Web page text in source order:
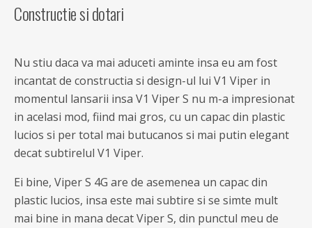
Constructie si dotari
Nu stiu daca va mai aduceti aminte insa eu am fost
incantat de constructia si design-ul lui V1 Viper in
momentul lansarii insa V1 Viper S nu m-a impresionat
in acelasi mod, fiind mai gros, cu un capac din plastic
lucios si per total mai butucanos si mai putin elegant
decat subtirelul V1 Viper.
Ei bine, Viper S 4G are de asemenea un capac din
plastic lucios, insa este mai subtire si se simte mult
mai bine in mana decat Viper S, din punctul meu de